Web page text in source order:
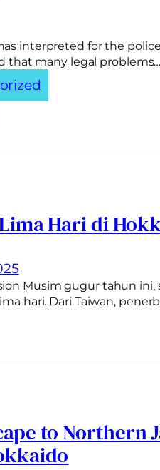
interpreted for the
that many legal
Hari di
Musim gugur tahun
hari. Dari Taiwan,
to Northern